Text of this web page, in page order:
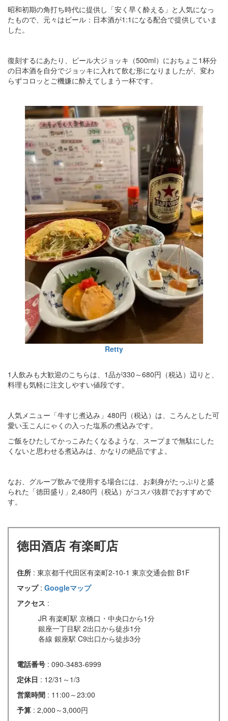
昭和初期の角打ち時代に提供し「安く早く酔える」と人気になっ
たもので、元々はビール：日本酒が1:1になる配合で提供していま
した。
復刻するにあたり、ビール大ジョッキ（500ml）におちょこ1杯分
の日本酒を自分でジョッキに入れて飲む形になりましたが、変わ
らずコロッとご機嫌に酔えてしまう一杯です。
Retty
1人飲みも大歓迎のこちらは、1品が330～680円（税込）辺りと、
料理も気軽に注文しやすい値段です。
人気メニュー「牛すじ煮込み」480円（税込）は、ころんとした可
愛い玉こんにゃくの入った塩系の煮込みです。
ご飯をひたしてかっこみたくなるような、スープまで無駄にした
くないと思わせる煮込みは、かなりの絶品ですよ。
なお、グループ飲みで使用する場合には、お刺身がたっぷりと盛
られた「徳田盛り」2,480円（税込）がコスパ抜群でおすすめで
す。
徳田酒店 有楽町店
住所 : 東京都千代田区有楽町2-10-1 東京交通会館 B1F
マップ : Googleマップ
アクセス :
JR 有楽町駅 京橋口・中央口から1分
銀座一丁目駅 2出口から徒歩1分
各線 銀座駅 C9出口から徒歩3分
電話番号 : 090-3483-6999
定休日 : 12/31～1/3
営業時間 : 11:00～23:00
予算 : 2,000～3,000円